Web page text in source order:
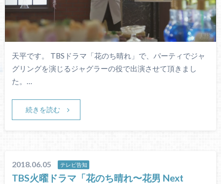
天平です。 TBSドラマ「花のち晴れ」で、パーティでジャ
グリングを演じるジャグラーの役で出演させて頂きまし
た。…
続きを読む
2018.06.05 テレビ告知
TBS火曜ドラマ「花のち晴れ〜花男 Next